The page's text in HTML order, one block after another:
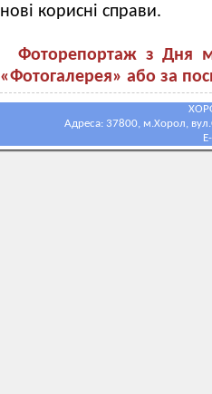
нові корисні справи.
Фоторепортаж з Дня
«Фотогалерея» або за
Адреса: 37800, м.Хорол,